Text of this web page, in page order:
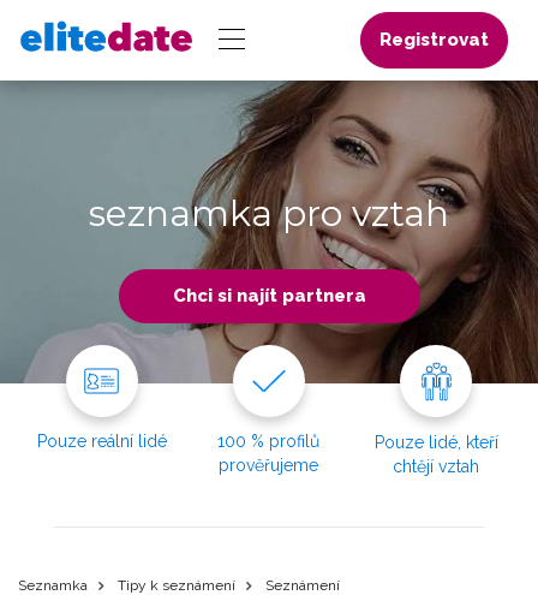
Registrovat
seznamka pro vztah
Chci si najít partnera
Pouze reální lidé
100 % profilů
prověřujeme
Pouze lidé, kteří
chtějí vztah
Seznamka Tipy k seznámení
Seznámení